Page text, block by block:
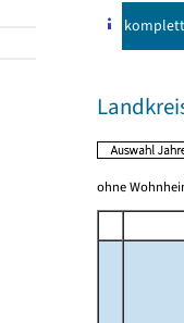
komplett
ohne